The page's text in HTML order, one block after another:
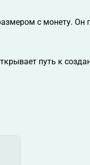
с монету. Он
путь к